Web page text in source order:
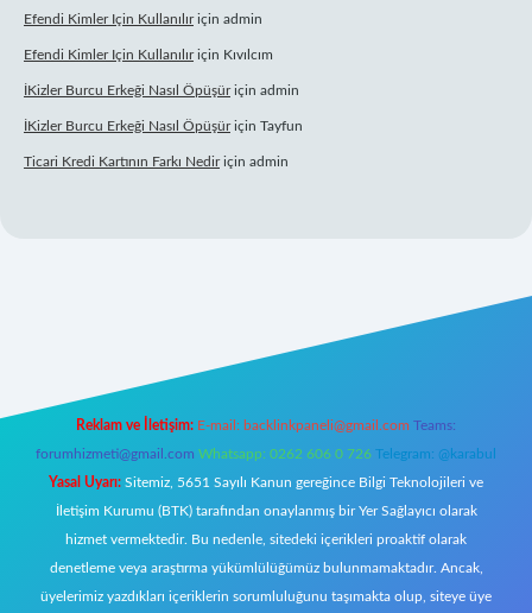
Efendi Kimler Için Kullanılıriçin admin
Efendi Kimler Için Kullanılıriçin Kıvılcım
İKizler Burcu Erkeği Nasıl Öpüşüriçin admin
İKizler Burcu Erkeği Nasıl Öpüşüriçin Tayfun
Ticari Kredi Kartının Farkı Nediriçin admin
Reklam ve İletişim: E-mail: backlinkpaneli@gmail.com Teams:
forumhizmeti@gmail.com Whatsapp: 0262 606 0 726 Telegram: @karabul
Yasal Uyarı: Sitemiz, 5651 Sayılı Kanun gereğince Bilgi Teknolojileri ve
İletişim Kurumu (BTK) tarafından onaylanmış bir Yer Sağlayıcı olarak
hizmet vermektedir. Bu nedenle, sitedeki içerikleri proaktif olarak
denetleme veya araştırma yükümlülüğümüz bulunmamaktadır. Ancak,
üyelerimiz yazdıkları içeriklerin sorumluluğunu taşımakta olup, siteye üye